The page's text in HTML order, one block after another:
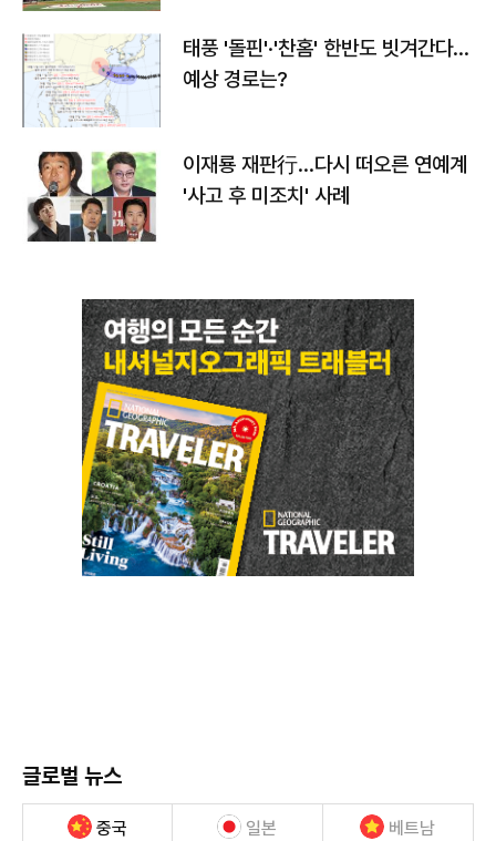
태풍 '돌핀'·'찬홈' 한반도 빗겨간다…
예상 경로는?
이재룡 재판行…다시 떠오른 연예계
'사고 후 미조치' 사례
글로벌 뉴스
중국 일본 베트남